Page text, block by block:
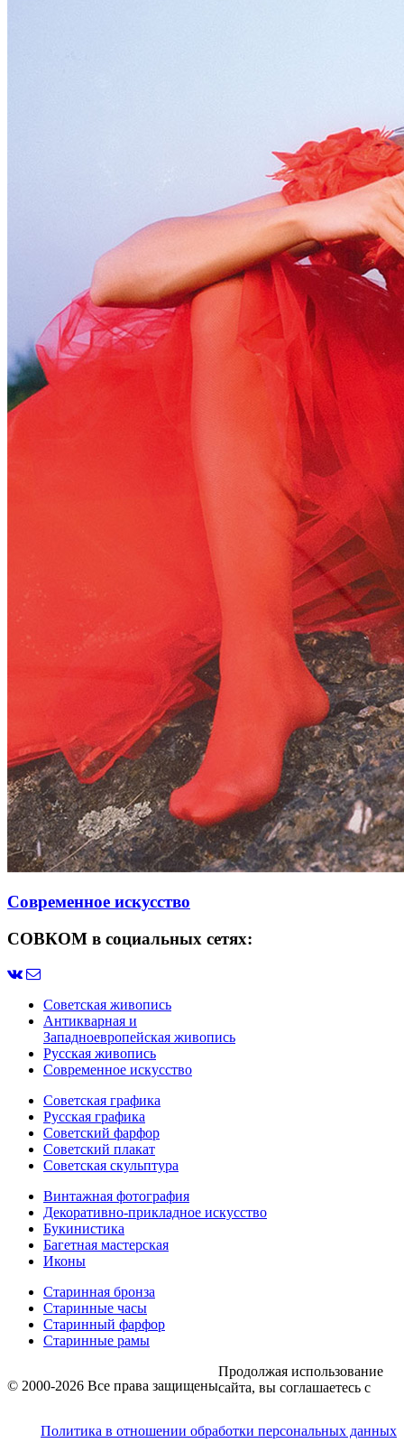
Современное искусство
СОВКОМ в социальных сетях:
Советская живопись
Антикварная и
Западноевропейская живопись
Русская живопись
Современное искусство
Советская графика
Русская графика
Советский фарфор
Советский плакат
Советская скульптура
Винтажная фотография
Декоративно-прикладное искусство
Букинистика
Багетная мастерская
Иконы
Старинная бронза
Старинные часы
Старинный фарфор
Старинные рамы
© 2000-2026 Все права защищены
Политика в отношении обработки персональных данных
Продолжая использование
сайта, вы соглашаетесь с